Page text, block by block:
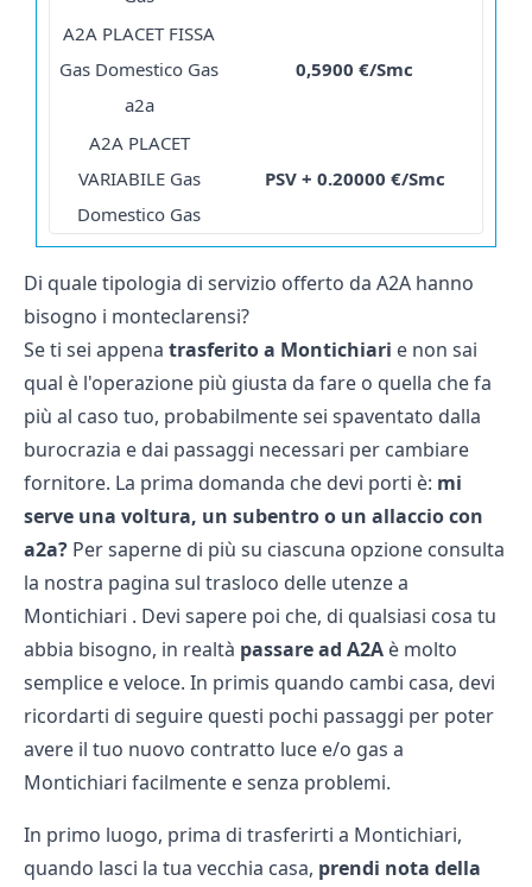
A2A PLACET FISSA
Gas Domestico Gas
a2a
0,5900 €/Smc
A2A PLACET
VARIABILE Gas
Domestico Gas
PSV + 0.20000 €/Smc
Di quale tipologia di servizio offerto da A2A hanno
bisogno i monteclarensi?
Se ti sei appena trasferito a Montichiari e non sai
qual è l'operazione più giusta da fare o quella che fa
più al caso tuo, probabilmente sei spaventato dalla
burocrazia e dai passaggi necessari per cambiare
fornitore. La prima domanda che devi porti è: mi
serve una voltura, un subentro o un allaccio con
a2a? Per saperne di più su ciascuna opzione consulta
la nostra pagina sul trasloco delle utenze a
Montichiari . Devi sapere poi che, di qualsiasi cosa tu
abbia bisogno, in realtà passare ad A2A è molto
semplice e veloce. In primis quando cambi casa, devi
ricordarti di seguire questi pochi passaggi per poter
avere il tuo nuovo contratto luce e/o gas a
Montichiari facilmente e senza problemi.
In primo luogo, prima di trasferirti a Montichiari,
quando lasci la tua vecchia casa, prendi nota della